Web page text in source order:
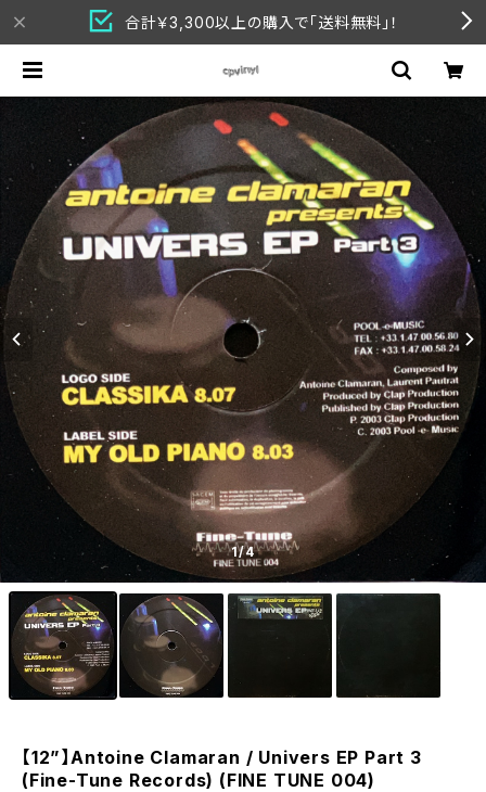
合計￥3,300以上の購入で「送料無料」！
1/4
【12”】Antoine Clamaran / Univers EP Part 3
(Fine-Tune Records) (FINE TUNE 004)